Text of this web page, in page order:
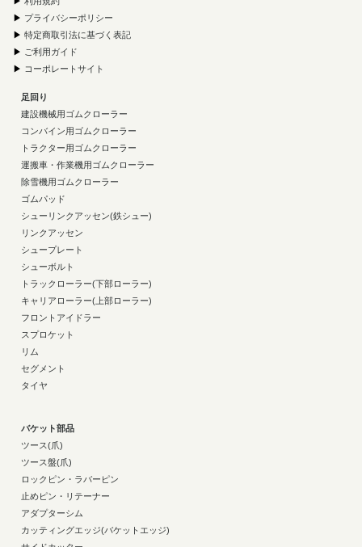
▶ プライバシーポリシー
▶ 特定商取引法に基づく表記
▶ ご利用ガイド
▶ コーポレートサイト
足回り
建設機械用ゴムクローラー
コンバイン用ゴムクローラー
トラクター用ゴムクローラー
運搬車・作業機用ゴムクローラー
除雪機用ゴムクローラー
ゴムパッド
シューリンクアッセン(鉄シュー)
リンクアッセン
シュープレート
シューボルト
トラックローラー(下部ローラー)
キャリアローラー(上部ローラー)
フロントアイドラー
スプロケット
リム
セグメント
タイヤ
バケット部品
ツース(爪)
ツース盤(爪)
ロックピン・ラバーピン
止めピン・リテーナー
アダプターシム
カッティングエッジ(バケットエッジ)